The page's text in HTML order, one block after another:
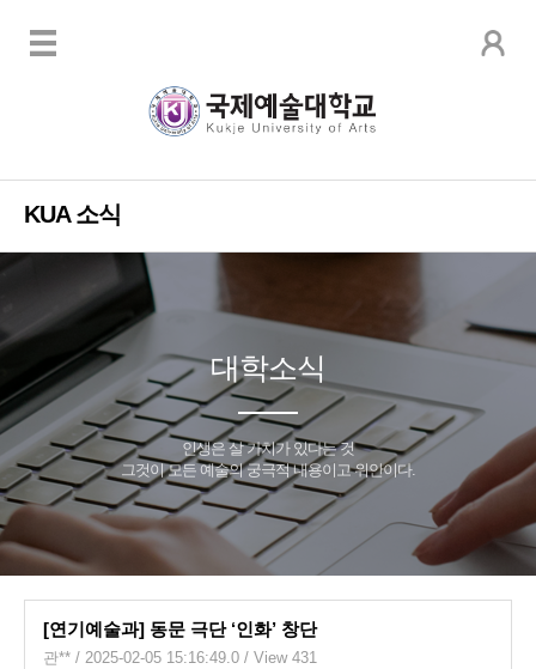
KUA 소식
대학소식
인생은 살 가치가 있다는 것
그것이 모든 예술의 궁극적 내용이고 위안이다.
[연기예술과] 동문 극단 ‘인화’ 창단
관** / 2025-02-05 15:16:49.0 / View 431